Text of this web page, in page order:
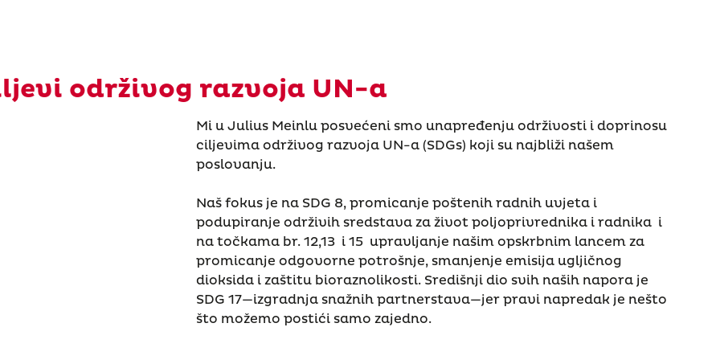
održivog razvoja UN-a
Mi u Julius Meinlu posvećeni smo unapređenju održivosti i doprinosu
ciljevima održivog razvoja UN-a (SDGs) koji su najbliži našem
poslovanju.
Naš fokus je na SDG 8, promicanje poštenih radnih uvjeta i
podupiranje održivih sredstava za život poljoprivrednika i radnika i
na točkama br. 12,13 i 15 upravljanje našim opskrbnim lancem za
promicanje odgovorne potrošnje, smanjenje emisija ugljičnog
dioksida i zaštitu bioraznolikosti. Središnji dio svih naših napora je
SDG 17—izgradnja snažnih partnerstava—jer pravi napredak je nešto
što možemo postići samo zajedno.